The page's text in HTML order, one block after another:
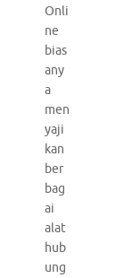
Onli
ne
bias
any
a
men
yaji
kan
ber
bag
ai
alat
hub
ung